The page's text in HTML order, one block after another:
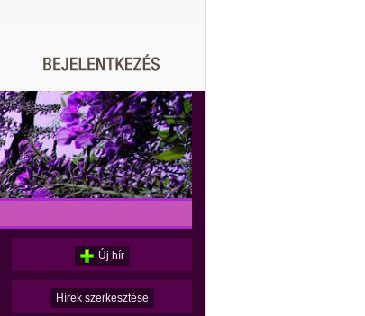
Új hír
Hírek szerkesztése